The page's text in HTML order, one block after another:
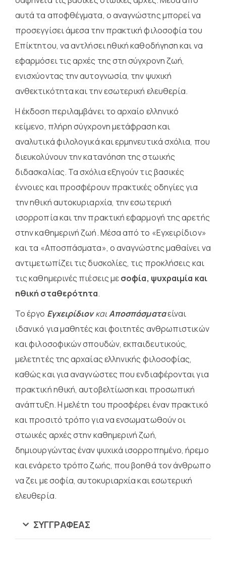
αυτά τα αποφθέγματα, ο αναγνώστης μπορεί να
προσεγγίσει άμεσα την πρακτική φιλοσοφία του
Επίκτητου, να αντλήσει ηθική καθοδήγηση και να
εφαρμόσει τις αρχές της στη σύγχρονη ζωή,
ενισχύοντας την αυτογνωσία, την ψυχική
ανθεκτικότητα και την εσωτερική ελευθερία.
Η έκδοση περιλαμβάνει το αρχαίο ελληνικό
κείμενο, πλήρη σύγχρονη μετάφραση και
αναλυτικά φιλολογικά και ερμηνευτικά σχόλια, που
διευκολύνουν την κατανόηση της στωικής
διδασκαλίας. Τα σχόλια εξηγούν τις βασικές
έννοιες και προσφέρουν πρακτικές οδηγίες για
την ηθική αυτοκυριαρχία, την εσωτερική
ισορροπία και την πρακτική εφαρμογή της αρετής
στην καθημερινή ζωή. Μέσα από το «Εγχειρίδιον»
και τα «Αποσπάσματα», ο αναγνώστης μαθαίνει να
αντιμετωπίζει τις δυσκολίες, τις προκλήσεις και
τις καθημερινές πιέσεις μεσοφία, ψυχραιμία και
ηθική σταθερότητα.
Το έργο ΕγχειρίδιονκαιΑποσπάσματαείναι
ιδανικό για μαθητές και φοιτητές ανθρωπιστικών
και φιλοσοφικών σπουδών, εκπαιδευτικούς,
μελετητές της αρχαίας ελληνικής φιλοσοφίας,
καθώς και για αναγνώστες που ενδιαφέρονται για
πρακτική ηθική, αυτοβελτίωση και προσωπική
ανάπτυξη. Η μελέτη του προσφέρει έναν πρακτικό
και προσιτό τρόπο για να ενσωματωθούν οι
στωικές αρχές στην καθημερινή ζωή,
δημιουργώντας έναν ψυχικά ισορροπημένο, ήρεμο
και ενάρετο τρόπο ζωής, που βοηθά τον άνθρωπο
να ζει με σοφία, αυτοκυριαρχία και εσωτερική
ελευθερία.
ΣΥΓΓΡΑΦΈΑΣ